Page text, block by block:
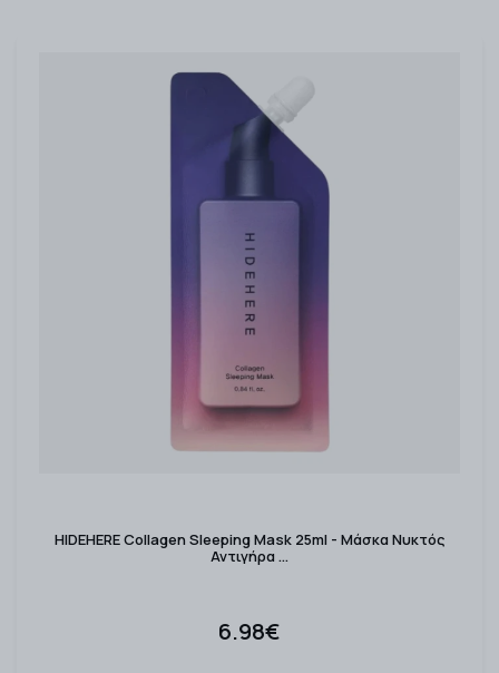
HIDEHERE Collagen Sleeping Mask 25ml - Μάσκα Νυκτός
Αντιγήρα …
6.98€